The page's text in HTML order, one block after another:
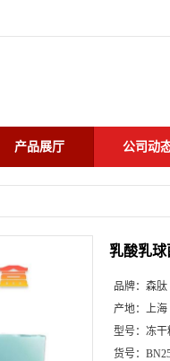
产品展厅 公司动
乳酸乳球
品牌： 森肽
产地： 上海
型号： 冻干
货号：